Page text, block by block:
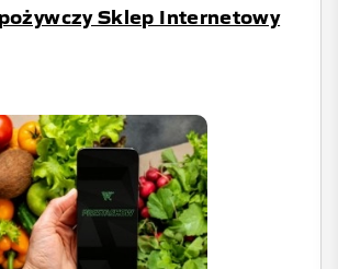
Sklep Internetowy